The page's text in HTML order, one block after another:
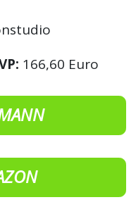
166,60 Euro